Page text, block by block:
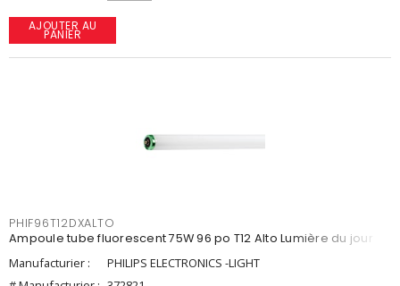
AJOUTER AU
PANIER
PHIF96T12DXALTO
Ampoule tube fluorescent 75W 96 po T12 Alto Lumière du jour
Manufacturier :
PHILIPS ELECTRONICS -LIGHT